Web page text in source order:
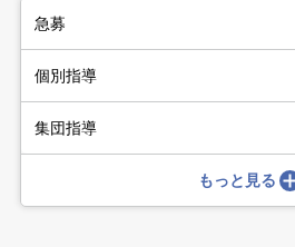
急募
個別指導
集団指導
もっと見る